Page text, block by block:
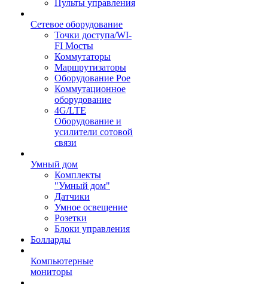
Пульты управления
Сетевое оборудование
Точки доступа/WI-
FI Мосты
Коммутаторы
Маршрутизаторы
Оборудование Poe
Коммутационное
оборудование
4G/LTE
Оборудование и
усилители сотовой
связи
Умный дом
Комплекты
"Умный дом"
Датчики
Умное освещение
Розетки
Блоки управления
Болларды
Компьютерные
мониторы